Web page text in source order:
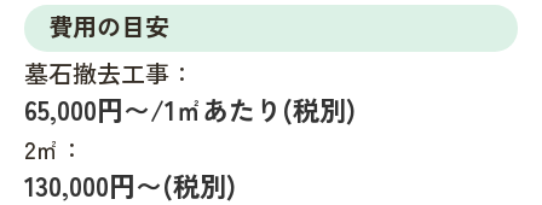
費用の目安
墓石撤去工事：
65,000円〜/1㎡あたり(税別)
2㎡：
130,000円〜(税別)